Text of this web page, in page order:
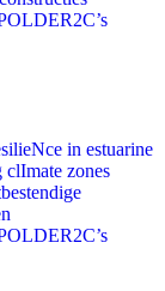
in estuarine
zones